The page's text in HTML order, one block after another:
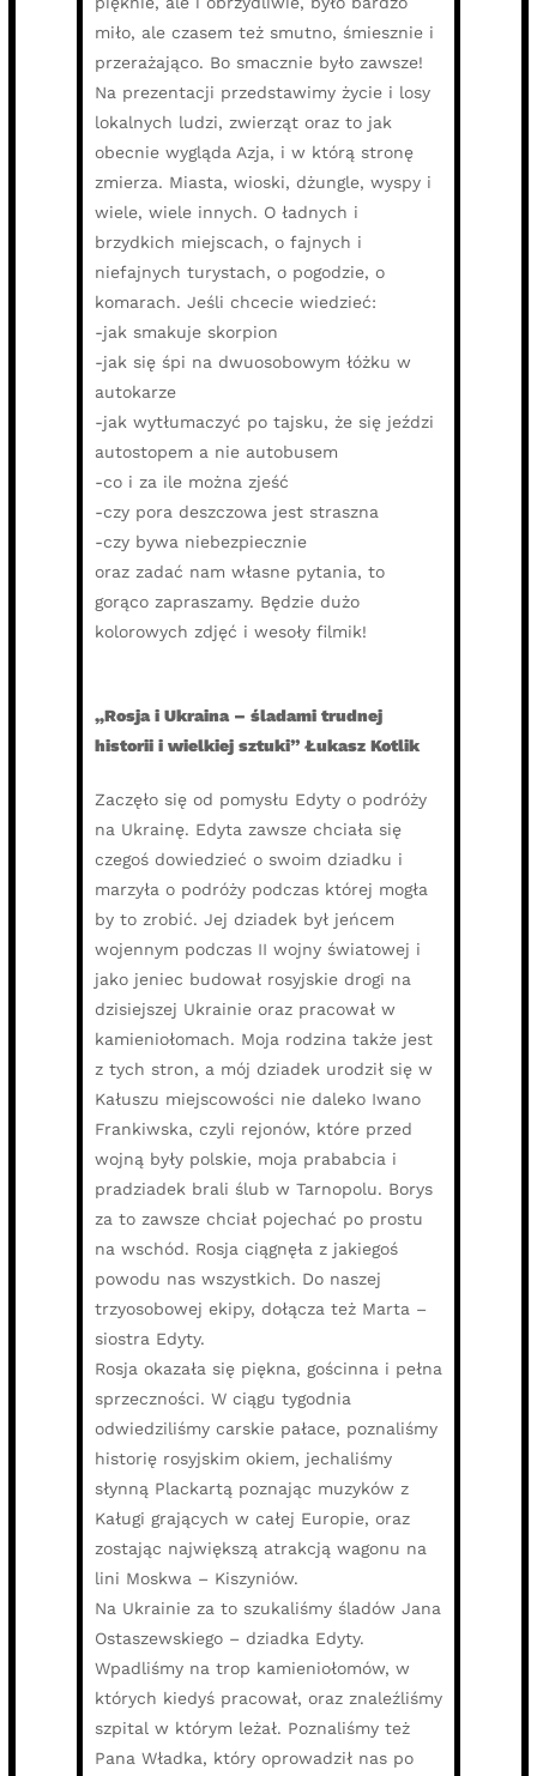
miło, ale czasem też smutno, śmiesznie i
przerażająco. Bo smacznie było zawsze!
Na prezentacji przedstawimy życie i losy
lokalnych ludzi, zwierząt oraz to jak
obecnie wygląda Azja, i w którą stronę
zmierza. Miasta, wioski, dżungle, wyspy i
wiele, wiele innych. O ładnych i
brzydkich miejscach, o fajnych i
niefajnych turystach, o pogodzie, o
komarach. Jeśli chcecie wiedzieć:
-jak smakuje skorpion
-jak się śpi na dwuosobowym łóżku w
autokarze
-jak wytłumaczyć po tajsku, że się jeździ
autostopem a nie autobusem
-co i za ile można zjeść
-czy pora deszczowa jest straszna
-czy bywa niebezpiecznie
oraz zadać nam własne pytania, to
gorąco zapraszamy. Będzie dużo
kolorowych zdjęć i wesoły filmik!
„Rosja i Ukraina – śladami trudnej
historii i wielkiej sztuki” Łukasz Kotlik
Zaczęło się od pomysłu Edyty o podróży
na Ukrainę. Edyta zawsze chciała się
czegoś dowiedzieć o swoim dziadku i
marzyła o podróży podczas której mogła
by to zrobić. Jej dziadek był jeńcem
wojennym podczas II wojny światowej i
jako jeniec budował rosyjskie drogi na
dzisiejszej Ukrainie oraz pracował w
kamieniołomach. Moja rodzina także jest
z tych stron, a mój dziadek urodził się w
Kałuszu miejscowości nie daleko Iwano
Frankiwska, czyli rejonów, które przed
wojną były polskie, moja prababcia i
pradziadek brali ślub w Tarnopolu. Borys
za to zawsze chciał pojechać po prostu
na wschód. Rosja ciągnęła z jakiegoś
powodu nas wszystkich. Do naszej
trzyosobowej ekipy, dołącza też Marta –
siostra Edyty.
Rosja okazała się piękna, gościnna i pełna
sprzeczności. W ciągu tygodnia
odwiedziliśmy carskie pałace, poznaliśmy
historię rosyjskim okiem, jechaliśmy
słynną Plackartą poznając muzyków z
Kaługi grających w całej Europie, oraz
zostając największą atrakcją wagonu na
lini Moskwa – Kiszyniów.
Na Ukrainie za to szukaliśmy śladów Jana
Ostaszewskiego – dziadka Edyty.
Wpadliśmy na trop kamieniołomów, w
których kiedyś pracował, oraz znaleźliśmy
szpital w którym leżał. Poznaliśmy też
Pana Władka, który oprowadził nas po